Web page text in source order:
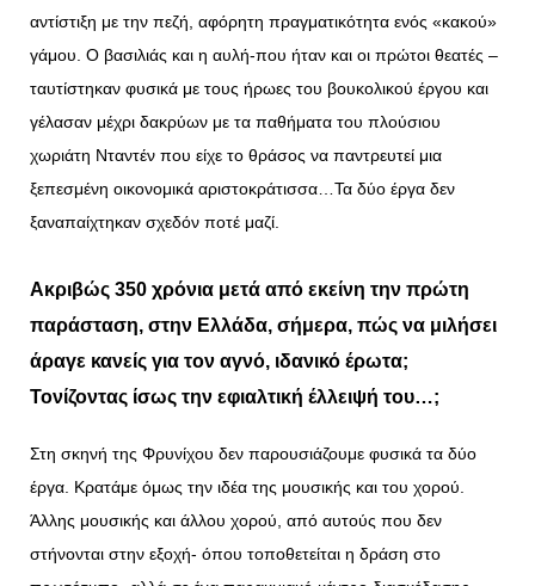
αντίστιξη με την πεζή, αφόρητη πραγματικότητα ενός «κακού»
γάμου. Ο βασιλιάς και η αυλή-που ήταν και οι πρώτοι θεατές –
ταυτίστηκαν φυσικά με τους ήρωες του βουκολικού έργου και
γέλασαν μέχρι δακρύων με τα παθήματα του πλούσιου
χωριάτη Νταντέν που είχε το θράσος να παντρευτεί μια
ξεπεσμένη οικονομικά αριστοκράτισσα…Τα δύο έργα δεν
ξαναπαίχτηκαν σχεδόν ποτέ μαζί.
Ακριβώς 350 χρόνια μετά από εκείνη την πρώτη
παράσταση, στην Ελλάδα, σήμερα, πώς να μιλήσει
άραγε κανείς για τον αγνό, ιδανικό έρωτα;
Τονίζοντας ίσως την εφιαλτική έλλειψή του…;
Στη σκηνή της Φρυνίχου δεν παρουσιάζουμε φυσικά τα δύο
έργα. Κρατάμε όμως την ιδέα της μουσικής και του χορού.
Άλλης μουσικής και άλλου χορού, από αυτούς που δεν
στήνονται στην εξοχή- όπου τοποθετείται η δράση στο